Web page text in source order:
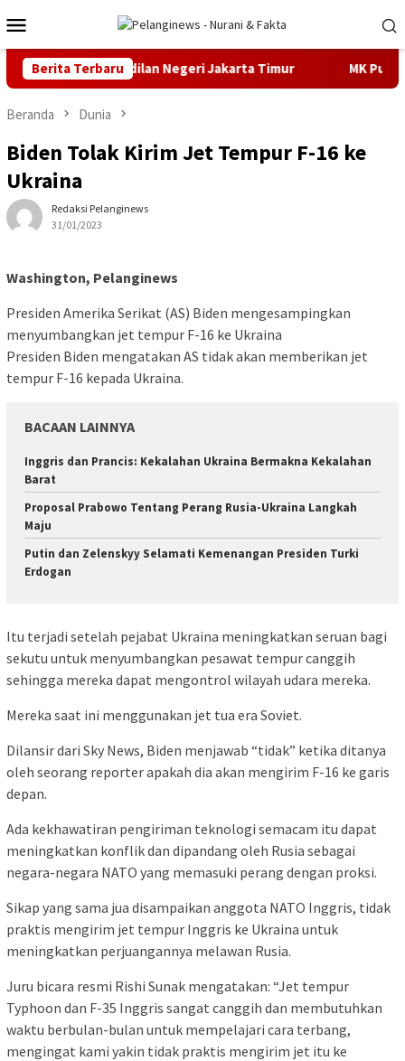
ke
kontenMobile
Berita Terbaru
di Pengadilan Negeri Jakarta Timur MK
Beranda Dunia
Biden Tolak Kirim Jet Tempur F-16 ke
Ukraina
Redaksi Pelanginews
31/01/2023
Washington, Pelanginews
Presiden Amerika Serikat (AS) Biden mengesampingkan
menyumbangkan jet tempur F-16 ke Ukraina
Presiden Biden mengatakan AS tidak akan memberikan jet
tempur F-16 kepada Ukraina.
BACAAN LAINNYA
Inggris dan Prancis: Kekalahan Ukraina Bermakna Kekalahan
Barat
Proposal Prabowo Tentang Perang Rusia-Ukraina Langkah
Maju
Putin dan Zelenskyy Selamati Kemenangan Presiden Turki
Erdogan
Itu terjadi setelah pejabat Ukraina meningkatkan seruan bagi
sekutu untuk menyumbangkan pesawat tempur canggih
sehingga mereka dapat mengontrol wilayah udara mereka.
Mereka saat ini menggunakan jet tua era Soviet.
Dilansir dari Sky News, Biden menjawab “tidak” ketika ditanya
oleh seorang reporter apakah dia akan mengirim F-16 ke garis
depan.
Ada kekhawatiran pengiriman teknologi semacam itu dapat
meningkatkan konflik dan dipandang oleh Rusia sebagai
negara-negara NATO yang memasuki perang dengan proksi.
Sikap yang sama jua disampaikan anggota NATO Inggris, tidak
praktis mengirim jet tempur Inggris ke Ukraina untuk
meningkatkan perjuangannya melawan Rusia.
Juru bicara resmi Rishi Sunak mengatakan: “Jet tempur
Typhoon dan F-35 Inggris sangat canggih dan membutuhkan
waktu berbulan-bulan untuk mempelajari cara terbang,
mengingat kami yakin tidak praktis mengirim jet itu ke